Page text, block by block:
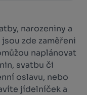
narozeniny a
zde zaměřeni
naplánovat
svatbu či
oslavu, nebo
jídelníček a